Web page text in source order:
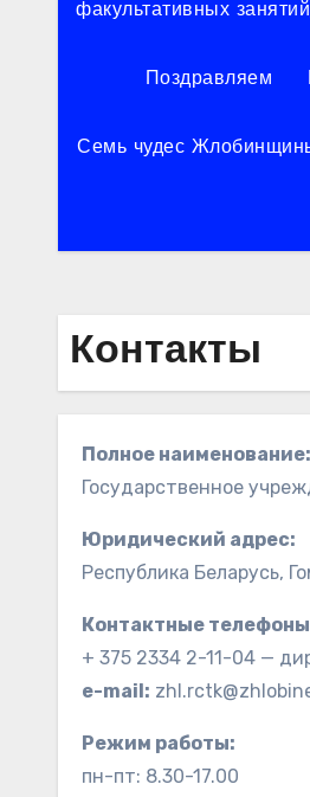
факультативных
Поздравляем
Семь чудес
Контакты
Полное наименование:
Государственное
Юридический адрес:
Республика Беларусь,
Контактные
+ 375 2334 2-11-04 —
e-mail:
Режим работы:
пн-пт: 8.30-17.00